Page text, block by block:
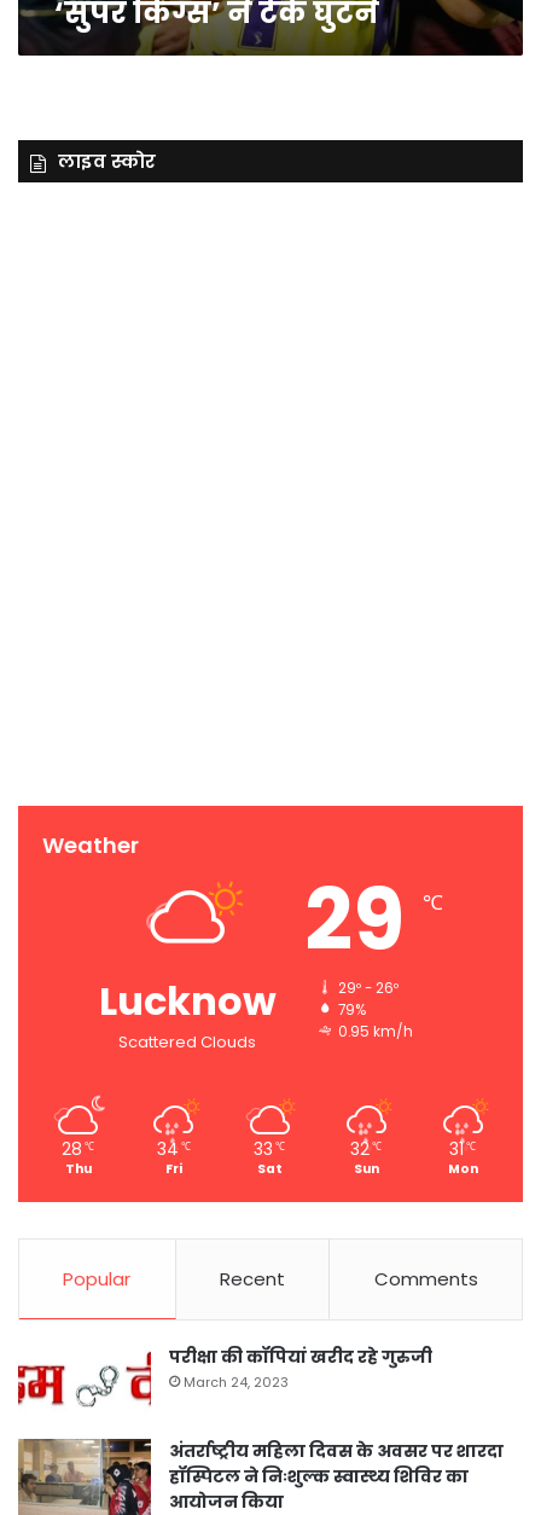
किंग्स’
टेके
‘सुपर किंग्स’ ने टेके घुटने
लाइव स्कोर
Weather
Lucknow
Scattered Clouds
29 ℃
29º - 26º
79%
0.95 km/h
28 ℃
Thu
34 ℃
Fri
33 ℃
Sat
32℃
Sun
31℃
Mon
Popular Recent Comments
परीक्षा की कॉपियां खरीद रहे गुरुजी
March 24, 2023
अंतर्राष्ट्रीय महिला दिवस के अवसर पर शारदा
हॉस्पिटल ने निःशुल्क स्वास्थ्य शिविर का
आयोजन किया